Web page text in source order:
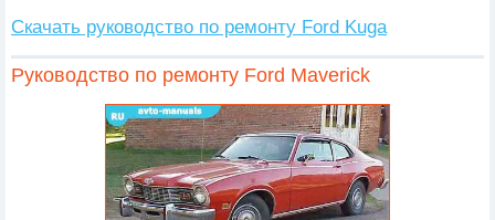
Скачать руководство по ремонту Ford Kuga
Руководство по ремонту Ford Maverick